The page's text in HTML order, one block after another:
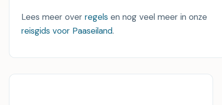
Lees meer over regelsen nog veel meer in onze
reisgids voor Paaseiland.